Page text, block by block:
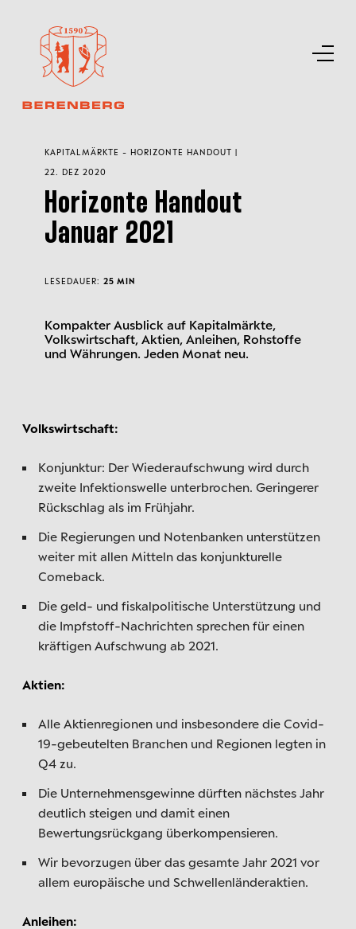
Kompakter Ausblick auf Kapitalmärkte,
Volkswirtschaft, Aktien, Anleihen, Rohstoffe
und Währungen. Jeden Monat neu.
KAPITALMÄRKTE - HORIZONTE HANDOUT |
22. DEZ 2020
Horizonte Handout
Januar 2021
LESEDAUER: 25 MIN
Volkswirtschaft:
Konjunktur: Der Wiederaufschwung wird durch
zweite Infektionswelle unterbrochen. Geringerer
Rückschlag als im Frühjahr.
Die Regierungen und Notenbanken unterstützen
weiter mit allen Mitteln das konjunkturelle
Comeback.
Die geld- und fiskalpolitische Unterstützung und
die Impfstoff-Nachrichten sprechen für einen
kräftigen Aufschwung ab 2021.
Aktien:
Alle Aktienregionen und insbesondere die Covid-
19-gebeutelten Branchen und Regionen legten in
Q4 zu.
Die Unternehmensgewinne dürften nächstes Jahr
deutlich steigen und damit einen
Bewertungsrückgang überkompensieren.
Wir bevorzugen über das gesamte Jahr 2021 vor
allem europäische und Schwellenländeraktien.
Anleihen: